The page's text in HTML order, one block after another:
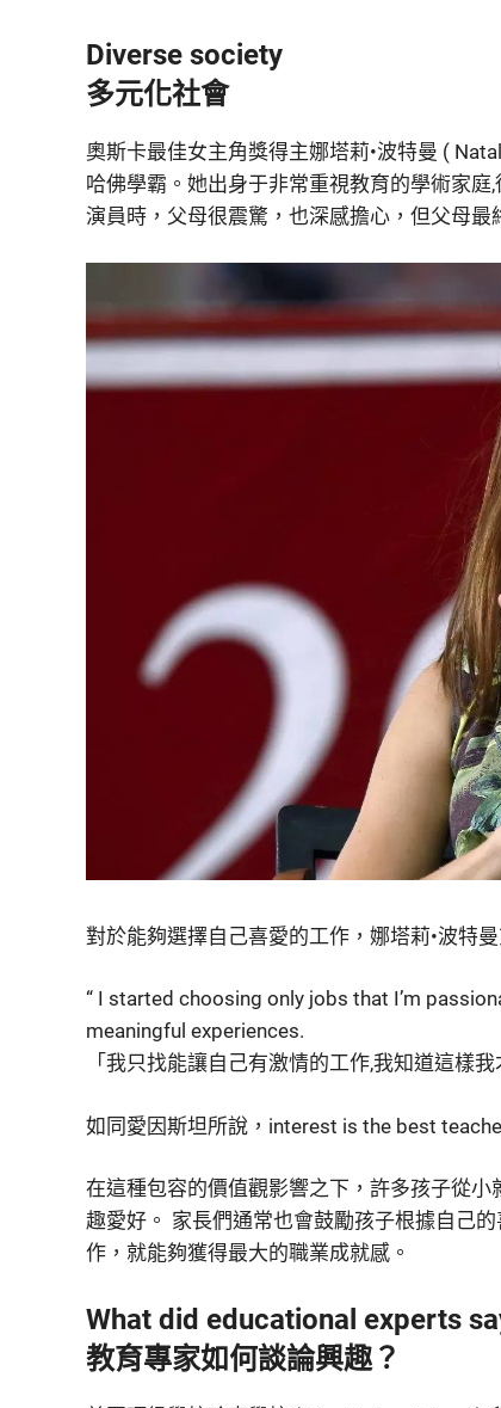
Diverse society
多元化社會
奧斯卡最佳女主角獎得主娜塔莉•波特曼 (
哈佛學霸。她出身于非常重視教育的學術家
演員時，父母很震驚，也深感擔心，但父母最
對於能夠選擇自己喜愛的工作，娜塔莉•波特
“ I started choosing only jobs that I’m
meaningful experiences.
「我只找能讓自己有激情的工作,我知道這樣
如同愛因斯坦所說，interest is the best
在這種包容的價值觀影響之下，許多孩子從
趣愛好。 家長們通常也會鼓勵孩子根據自己
作，就能夠獲得最大的職業成就感。
What did educational experts
教育專家如何談論興趣？